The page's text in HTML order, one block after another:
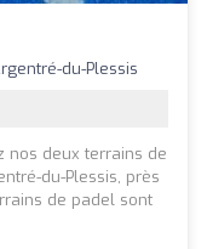
du-Plessis
nos deux terrains de
du-Plessis, près
de padel sont